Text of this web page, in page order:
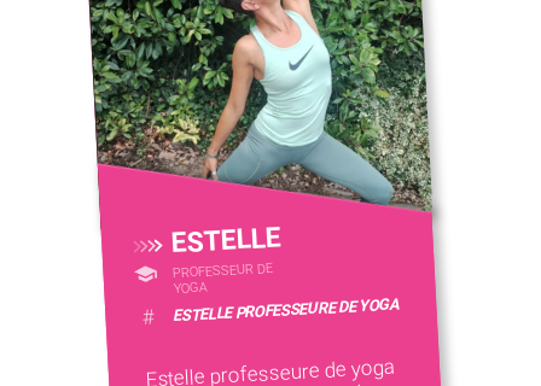
ESTELLE
PROFESSEUR DE
YOGA
# ESTELLE PROFESSEURE DE YOGA
Estelle professeure de yoga